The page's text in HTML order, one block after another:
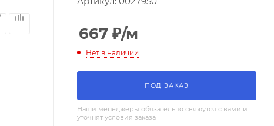
667 ₽/м
Нет в наличии
ПОД ЗАКАЗ
Наши менеджеры обязательно свяжутся с вами и
уточнят условия заказа